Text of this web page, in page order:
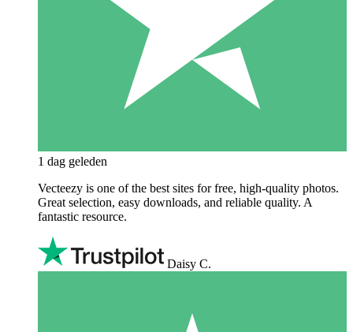
1 dag geleden
Vecteezy is one of the best sites for free, high‑quality photos.
Great selection, easy downloads, and reliable quality. A
fantastic resource.
Daisy C.